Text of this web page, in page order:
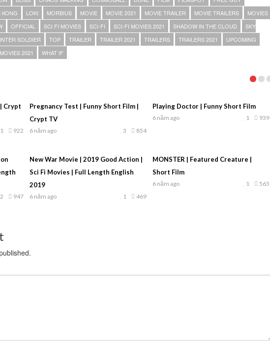
KONG LOKI MORBIUS MOVIE MOVIE 2021 MOVIE TRAILER MOVIE TRAILERS
MOVIES
OFFICIAL SCI FI MOVIES SCI-FI SCI-FI MOVIES 2021 SHADOW IN THE CLOUD
SKY
SOLDIER TOP TRAILER TRAILER 2021 TRAILERS TRAILERS 2021
UPCOMING
2021 WHAT IF
Crypt
922
1
Pregnancy Test | Funny Short Film |
Crypt TV
6 năm ago 854
3
Playing Doctor | Funny Short Film
6 năm ago 939
1
947
2
New War Movie | 2019 Good Action |
Sci Fi Movies | Full Length English
2019
6 năm ago 469
1
MONSTER | Featured Creature |
Short Film
6 năm ago 565
1